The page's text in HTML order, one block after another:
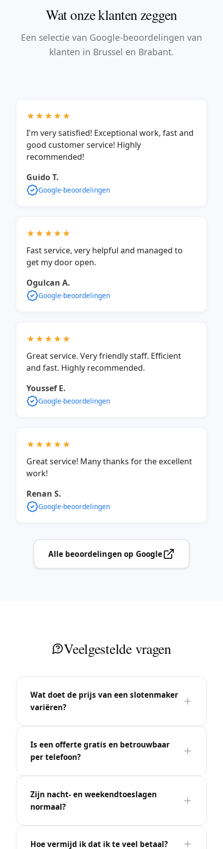
Wat onze klanten zeggen
Een selectie van Google-beoordelingen van
klanten in Brussel en Brabant.
★★★★★
I'm very satisfied! Exceptional work, fast and
good customer service! Highly
recommended!
Guido T.
Google-beoordelingen
★★★★★
Fast service, very helpful and managed to
get my door open.
Ogulcan A.
Google-beoordelingen
★★★★★
Great service. Very friendly staff. Efficient
and fast. Highly recommended.
Youssef E.
Google-beoordelingen
★★★★★
Great service! Many thanks for the excellent
work!
Renan S.
Google-beoordelingen
Alle beoordelingen op Google
Veelgestelde vragen
Wat doet de prijs van een slotenmaker
variëren?
Is een offerte gratis en betrouwbaar
per telefoon?
Zijn nacht- en weekendtoeslagen
normaal?
Hoe vermijd ik dat ik te veel betaal?